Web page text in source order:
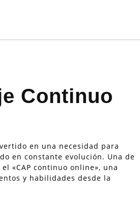
Continuo
en una necesidad para
en constante evolución. Una de
«CAP continuo online», una
y habilidades desde la